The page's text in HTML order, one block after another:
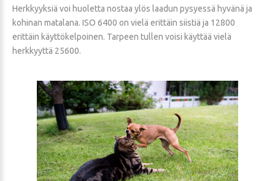
Herkkyyksiä voi huoletta nostaa ylös laadun pysyessä hyvänä ja
kohinan matalana. ISO 6400 on vielä erittäin siistiä ja 12800
erittäin käyttökelpoinen. Tarpeen tullen voisi käyttää vielä
herkkyyttä 25600.